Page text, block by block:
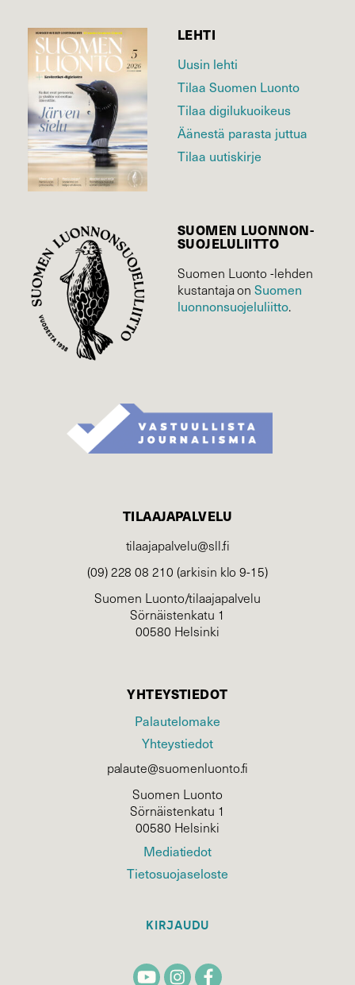
LEHTI
Uusin lehti
Tilaa Suomen Luonto
Tilaa digilukuoikeus
Äänestä parasta juttua
Tilaa uutiskirje
SUOMEN LUONNON­
SUOJELU­LIITTO
Suomen Luonto -lehden
kustantaja onSuomen
luonnonsuojelu­liitto.
TILAAJAPALVELU
tilaajapalvelu@sll.fi
(09) 228 08 210 (arkisin klo 9-15)
Suomen Luonto/tilaajapalvelu
Sörnäistenkatu 1
00580 Helsinki
YHTEYSTIEDOT
Palautelomake
Yhteystiedot
palaute@suomenluonto.fi
Suomen Luonto
Sörnäistenkatu 1
00580 Helsinki
Mediatiedot
Tietosuojaseloste
KIRJAUDU